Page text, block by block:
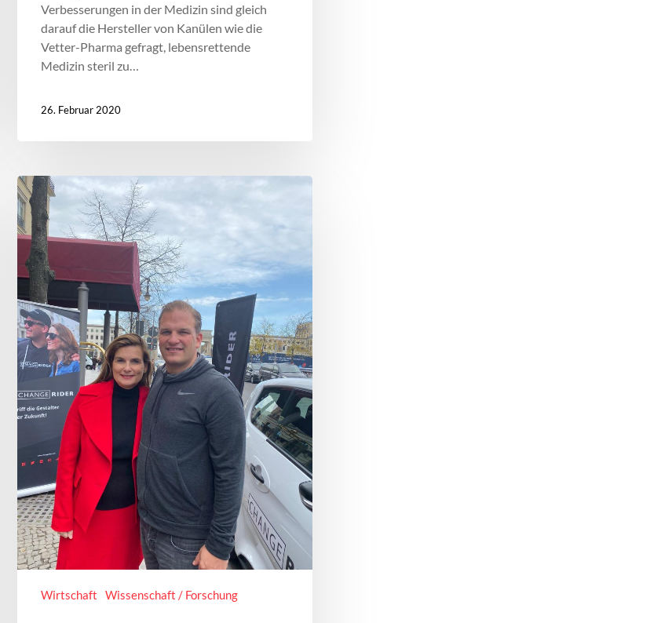
Verbesserungen in der Medizin sind gleich
darauf die Hersteller von Kanülen wie die
Vetter-Pharma gefragt, lebensrettende
Medizin steril zu…
26. Februar 2020
Wirtschaft Wissenschaft / Forschung